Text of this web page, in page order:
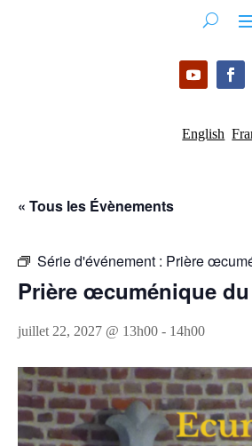
English
« Tous les Évènements
Série d'événement : Prière
Prière œcuménique
juillet 22, 2027 @ 13h00 - 14h00